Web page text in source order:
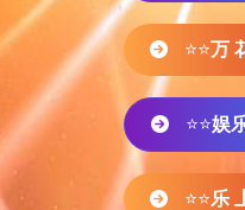
⭐⭐万
⭐⭐娱
⭐⭐乐